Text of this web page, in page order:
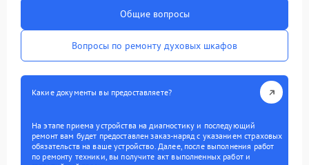
Общие вопросы
Вопросы по ремонту духовых шкафов
Какие документы вы предоставляете?
На этапе приема устройства на диагностику и последующий
ремонт вам будет предоставлен заказ-наряд с указанием страховых
обязательств на ваше устройство. Далее, после выполнения работ
по ремонту техники, вы получите акт выполненных работ и